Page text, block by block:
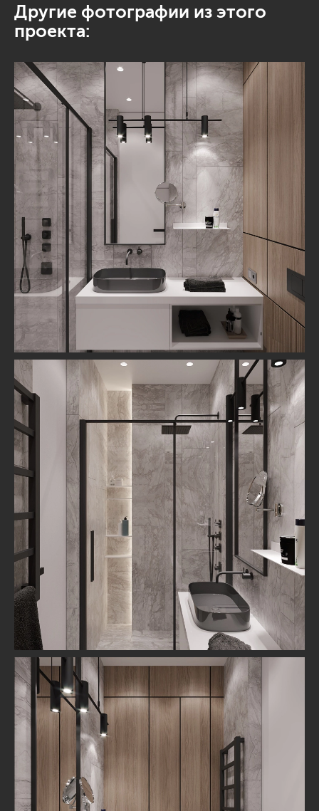
Другие фотографии из этого
проекта: